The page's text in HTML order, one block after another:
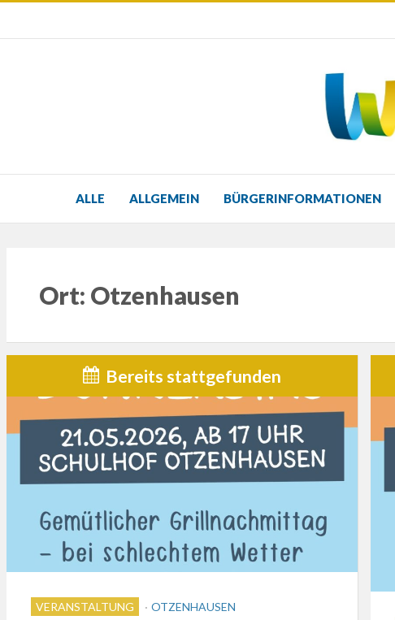
ALLE ALLGEMEIN BÜRGERINFORMATIONEN
Ort: Otzenhausen
Bereits stattgefunden
VERANSTALTUNG OTZENHAUSEN